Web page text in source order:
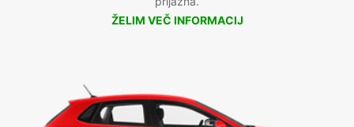
ŽELIM VEČ INFORMACIJ